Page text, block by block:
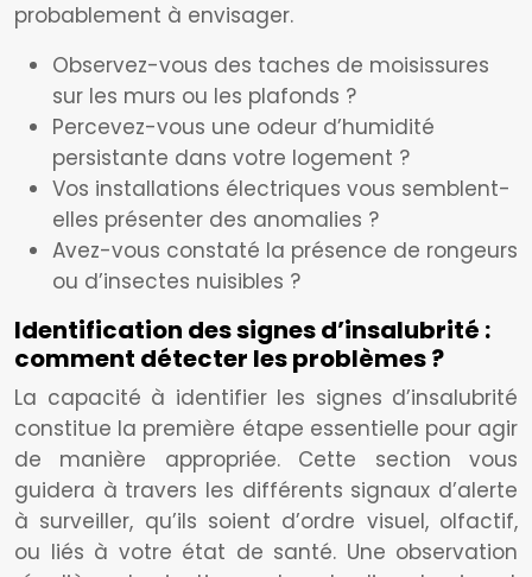
probablement à envisager.
Observez-vous des taches de moisissures
sur les murs ou les plafonds ?
Percevez-vous une odeur d’humidité
persistante dans votre logement ?
Vos installations électriques vous semblent-
elles présenter des anomalies ?
Avez-vous constaté la présence de rongeurs
ou d’insectes nuisibles ?
Identification des signes d’insalubrité :
comment détecter les problèmes ?
La capacité à identifier les signes d’insalubrité
constitue la première étape essentielle pour agir
de manière appropriée. Cette section vous
guidera à travers les différents signaux d’alerte
à surveiller, qu’ils soient d’ordre visuel, olfactif,
ou liés à votre état de santé. Une observation